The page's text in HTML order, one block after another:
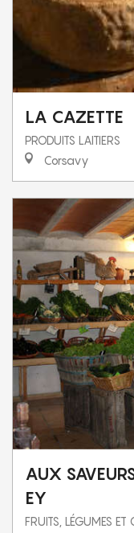
LA CAZETTE
PRODUITS LAITIERS
Corsavy
AUX
EY
FRUITS, LÉGUMES ET